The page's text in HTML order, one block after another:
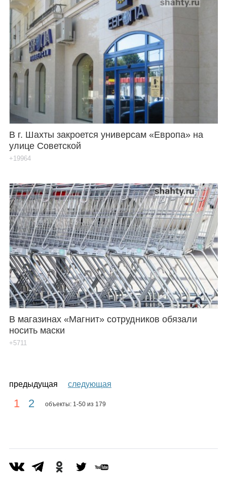
В г. Шахты закроется универсам «Европа» на
улице Советской
+19964
В магазинах «Магнит» сотрудников обязали
носить маски
+5711
предыдущая следующая
1 2 объекты: 1-50 из 179